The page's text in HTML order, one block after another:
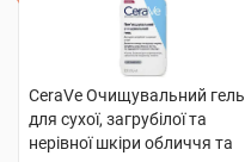
CeraVe Очищувальний гель
для сухої, загрубілої та
нерівної шкіри обличчя та